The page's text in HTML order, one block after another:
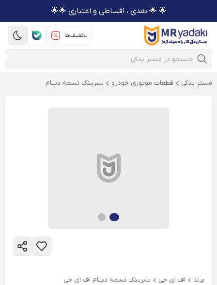
🌟 🌟 نقدی ، اقساطی و اعتباری 🌟🌟
تخفیف‌ها
Mobile Search
مستر یدکی قطعات موتوری خودرو بلبرینگ تسمه دینام
برند اف ای جی بلبرینگ تسمه دینام اف ای جی